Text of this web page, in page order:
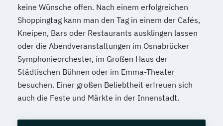
keine Wünsche offen. Nach einem erfolgreichen
Shoppingtag kann man den Tag in einem der Cafés,
Kneipen, Bars oder Restaurants ausklingen lassen
oder die Abendveranstaltungen im Osnabrücker
Symphonieorchester, im Großen Haus der
Städtischen Bühnen oder im Emma-Theater
besuchen. Einer großen Beliebtheit erfreuen sich
auch die Feste und Märkte in der Innenstadt.